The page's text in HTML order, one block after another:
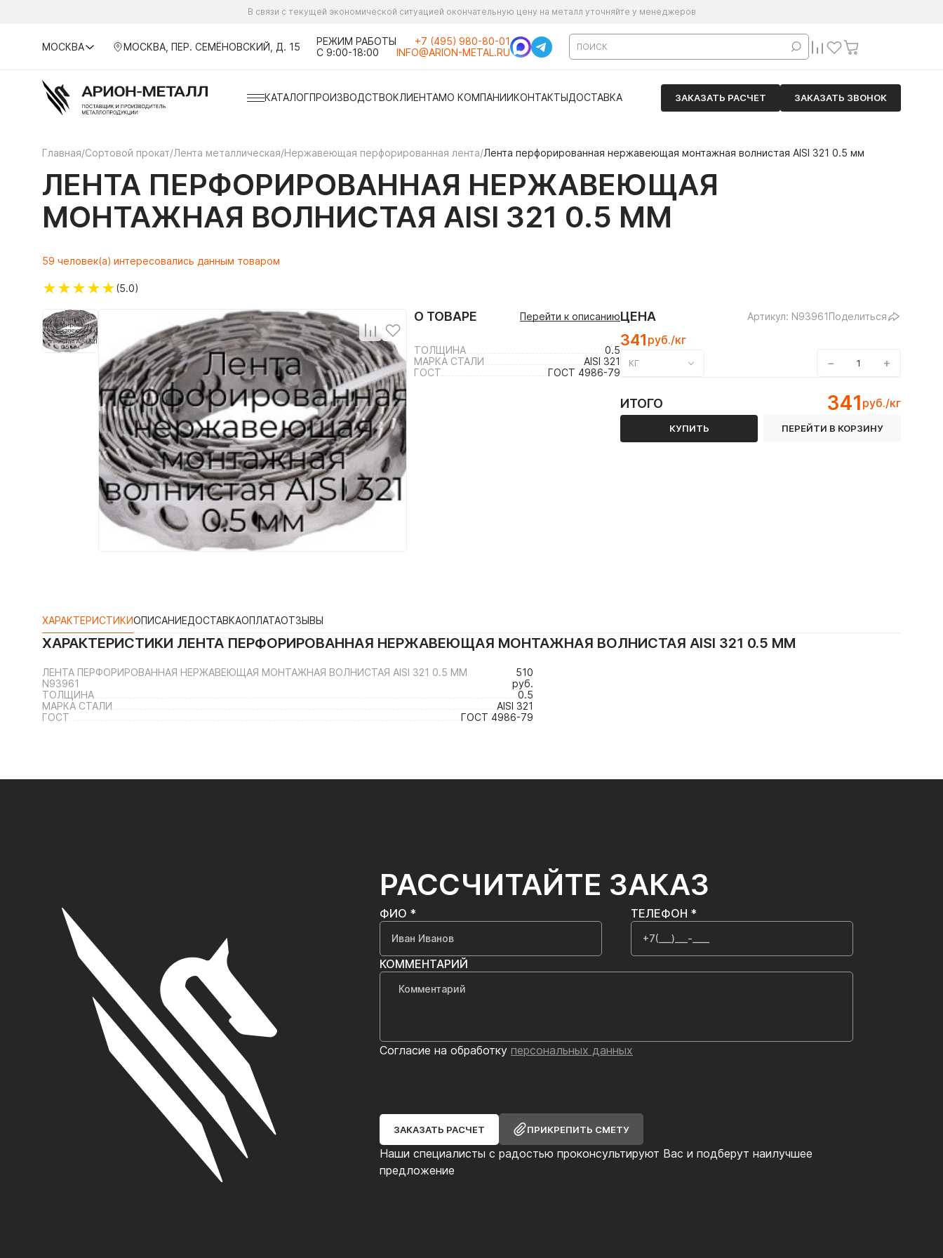
В связи с текущей экономической ситуацией окончательную цену на металл уточняйте у менеджеров
МОСКВА МОСКВА, ПЕР. СЕМЁНОВСКИЙ, Д. 15
РЕЖИМ РАБОТЫ
С 9:00-18:00
+7 (495) 980-80-01
INFO@ARION-METAL.RU
КАТАЛОГПРОИЗВОДСТВОКЛИЕНТАМО КОМПАНИИКОНТАКТЫДОСТАВКА ЗАКАЗАТЬ РАСЧЕТ ЗАКАЗАТЬ ЗВОНОК
Главная/Сортовой прокат/Лента металлическая/Нержавеющая перфорированная лента/Лента перфорированная нержавеющая монтажная волнистая AISI 321 0.5 мм
ЛЕНТА ПЕРФОРИРОВАННАЯ НЕРЖАВЕЮЩАЯ
МОНТАЖНАЯ ВОЛНИСТАЯ AISI 321 0.5 ММ
59 человек(а) интересовались данным товаром
★★★★★(5.0)
О ТОВАРЕ Перейти к описанию
ТОЛЩИНА
0.5
МАРКА СТАЛИ
AISI 321
ГОСТ
ГОСТ 4986-79
ЦЕНА Артикул: N93961Поделиться
341 руб./кг
КГ − +
ИТОГО 341 руб./кг
КУПИТЬ ПЕРЕЙТИ В КОРЗИНУ
ХАРАКТЕРИСТИКИОПИСАНИЕДОСТАВКАОПЛАТАОТЗЫВЫ
ХАРАКТЕРИСТИКИ ЛЕНТА ПЕРФОРИРОВАННАЯ НЕРЖАВЕЮЩАЯ МОНТАЖНАЯ ВОЛНИСТАЯ AISI 321 0.5 ММ
ЛЕНТА ПЕРФОРИРОВАННАЯ НЕРЖАВЕЮЩАЯ МОНТАЖНАЯ ВОЛНИСТАЯ AISI 321 0.5 ММ
N93961
510
руб.
ТОЛЩИНА
0.5
МАРКА СТАЛИ
AISI 321
ГОСТ
ГОСТ 4986-79
РАССЧИТАЙТЕ ЗАКАЗ
Наши специалисты с радостью проконсультируют Вас и подберут наилучшее
предложение
ФИО * ТЕЛЕФОН *
КОММЕНТАРИЙ
Согласие на обработку персональных данных
ЗАКАЗАТЬ РАСЧЕТ ПРИКРЕПИТЬ СМЕТУ